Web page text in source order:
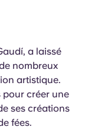
a laissé
nombreux
artistique.
créer une
ses créations
fées.